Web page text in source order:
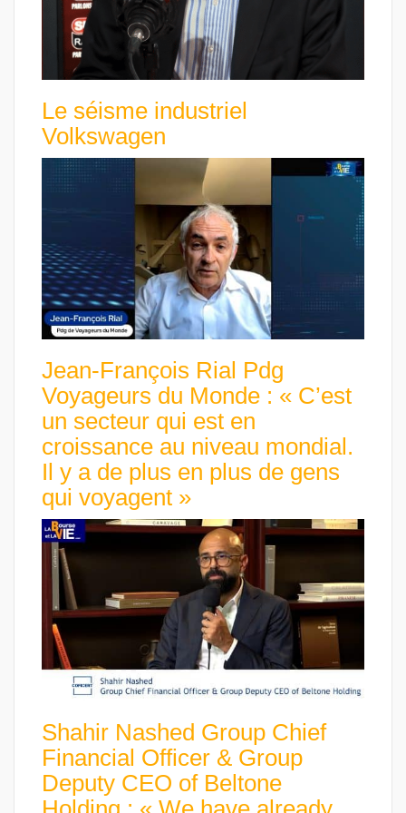
Le séisme industriel
Volkswagen
Jean-François Rial Pdg
Voyageurs du Monde : « C’est
un secteur qui est en
croissance au niveau mondial.
Il y a de plus en plus de gens
qui voyagent »
Shahir Nashed Group Chief
Financial Officer & Group
Deputy CEO of Beltone